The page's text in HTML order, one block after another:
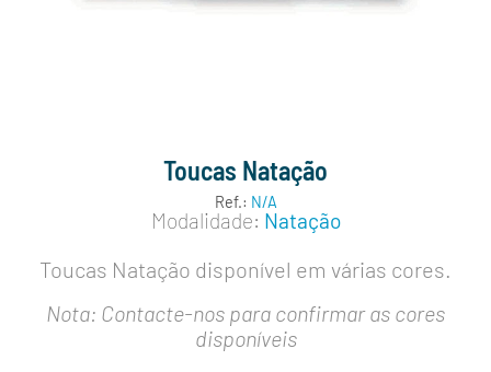
Toucas Natação
Ref.: N/A
Modalidade: Natação
Toucas Natação disponível em várias cores.
Nota: Contacte-nos para confirmar as cores
disponíveis